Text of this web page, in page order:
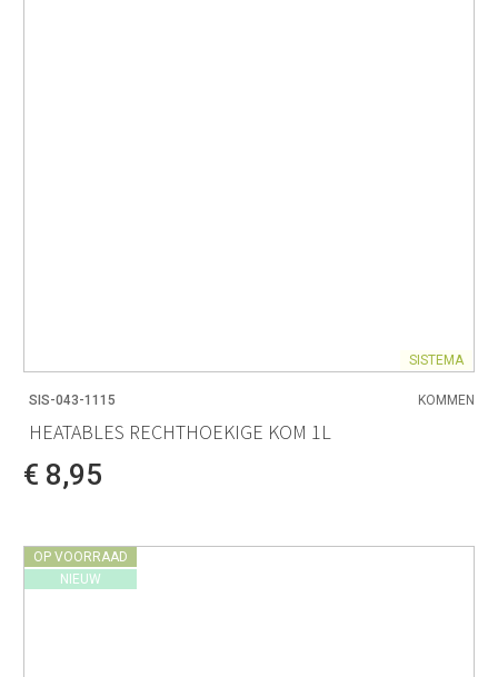
SISTEMA
SIS-043-1115 KOMMEN
HEATABLES RECHTHOEKIGE KOM 1L
€ 8,95
OP VOORRAAD
NIEUW